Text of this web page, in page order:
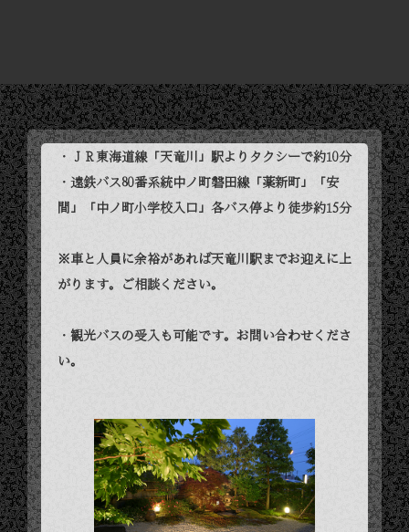
・ＪＲ東海道線「天竜川」駅よりタクシーで約10分
・遠鉄バス80番系統中ノ町磐田線「薬新町」「安
間」「中ノ町小学校入口」各バス停より徒歩約15分
※車と人員に余裕があれば天竜川駅までお迎えに上
がります。ご相談ください。
・観光バスの受入も可能です。お問い合わせくださ
い。